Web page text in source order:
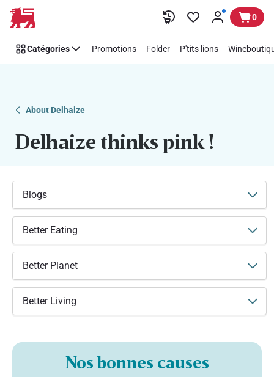
Passer
Soutenez
facilement
Pink
0
Catégories Promotions Folder P'tits lions
About Delhaize
Delhaize thinks pink !
Blogs
Better Eating
Better Planet
Better Living
Nos bonnes causes